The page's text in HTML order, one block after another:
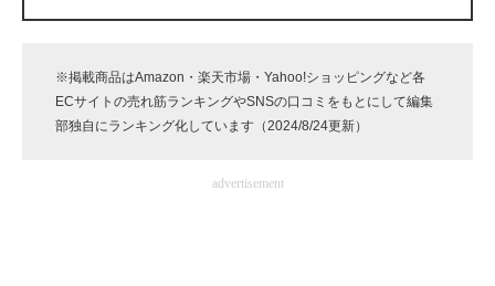
企業向けIT製品の総合サイト
※掲載商品はAmazon・楽天市場・Yahoo!ショッピングなど各
ECサイトの売れ筋ランキングやSNSの口コミをもとにして編集
部独自にランキング化しています（2024/8/24更新）
advertisement